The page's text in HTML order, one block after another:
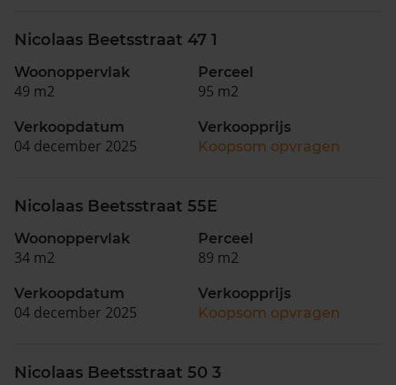
Nicolaas Beetsstraat 47 1
Woonoppervlak
49 m2
Perceel
95 m2
Verkoopdatum
04 december 2025
Verkoopprijs
Koopsom opvragen
Nicolaas Beetsstraat 55E
Woonoppervlak
34 m2
Perceel
89 m2
Verkoopdatum
04 december 2025
Verkoopprijs
Koopsom opvragen
Nicolaas Beetsstraat 50 3